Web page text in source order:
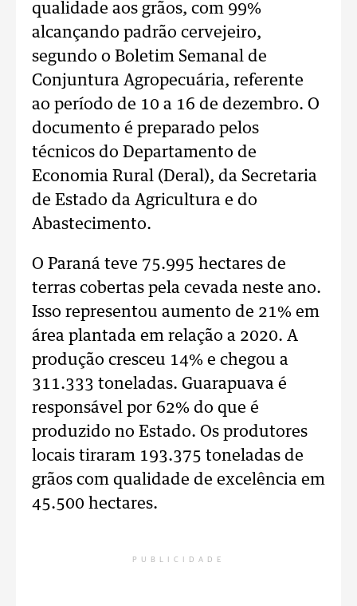
qualidade aos grãos, com 99%
alcançando padrão cervejeiro,
segundo o Boletim Semanal de
Conjuntura Agropecuária, referente
ao período de 10 a 16 de dezembro. O
documento é preparado pelos
técnicos do Departamento de
Economia Rural (Deral), da Secretaria
de Estado da Agricultura e do
Abastecimento.
O Paraná teve 75.995 hectares de
terras cobertas pela cevada neste ano.
Isso representou aumento de 21% em
área plantada em relação a 2020. A
produção cresceu 14% e chegou a
311.333 toneladas. Guarapuava é
responsável por 62% do que é
produzido no Estado. Os produtores
locais tiraram 193.375 toneladas de
grãos com qualidade de excelência em
45.500 hectares.
PUBLICIDADE